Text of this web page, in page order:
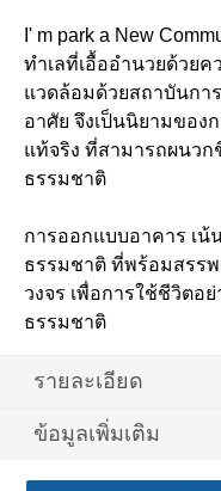
I' m park a New
ทำเลที่เอื้ออำนวยด้วยค
แวดล้อมด้วยสถาบันกา
อาศัย จึงเป็นนิยามของ
แท้จริง ที่สามารถผนวก
ธรรมชาติ
การออกแบบอาคาร เ
ธรรมชาติ ที่พร้อมสรร
วงจร เพื่อการใช้ชีวิตอ
ธรรมชาติ
รายละเอียด
ข้อมูลเพิ่มเติม